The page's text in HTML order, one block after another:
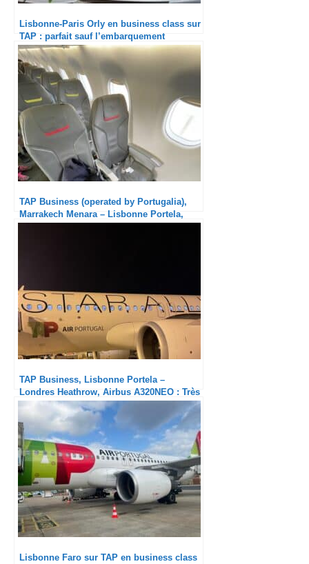
Lisbonne-Paris Orly en business class sur
TAP : parfait sauf l’embarquement
TAP Business (operated by Portugalia),
Marrakech Menara – Lisbonne Portela,
TAP Business, Lisbonne Portela –
Londres Heathrow, Airbus A320NEO : Très
beau catering
Lisbonne Faro sur TAP en business class